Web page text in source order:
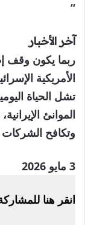
”
آخر الأخبار
ربما يكون وقف
الأمريكية
تشل الحياة
الموانئ
وتكافح
نُشرت
3
3 مايو 2026
انقر هنا